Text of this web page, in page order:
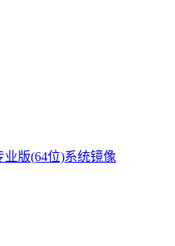
业版(64位)系统镜像